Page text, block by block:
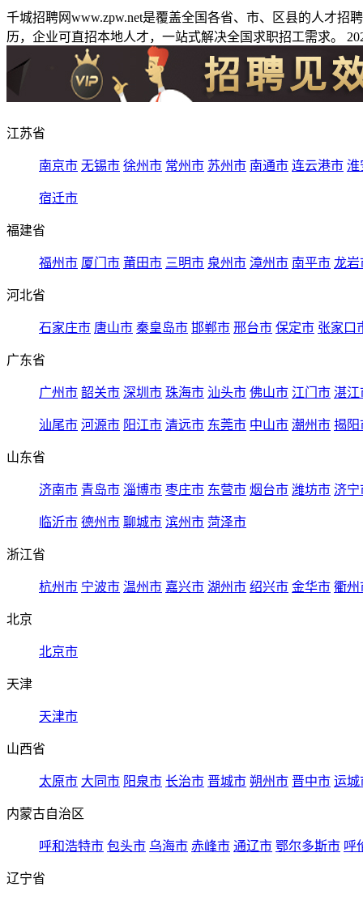
千城招聘网www.zpw.net是覆盖全国各省、市、区县的人才
历，企业可直招本地人才，一站式解决全国求职招工需求。
江苏省
南京市 无锡市 徐州市 常州市 苏州市 南通市 连云港市 淮
宿迁市
福建省
福州市 厦门市 莆田市 三明市 泉州市 漳州市 南平市 龙岩
河北省
石家庄市 唐山市 秦皇岛市 邯郸市 邢台市 保定市 张家口
广东省
广州市 韶关市 深圳市 珠海市 汕头市 佛山市 江门市 湛江
汕尾市 河源市 阳江市 清远市 东莞市 中山市 潮州市 揭阳
山东省
济南市 青岛市 淄博市 枣庄市 东营市 烟台市 潍坊市 济宁
临沂市 德州市 聊城市 滨州市 菏泽市
浙江省
杭州市 宁波市 温州市 嘉兴市 湖州市 绍兴市 金华市 衢州
北京
北京市
天津
天津市
山西省
太原市 大同市 阳泉市 长治市 晋城市 朔州市 晋中市 运城
内蒙古自治区
呼和浩特市 包头市 乌海市 赤峰市 通辽市 鄂尔多斯市 呼
辽宁省